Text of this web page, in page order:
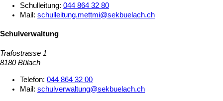
Schulleitung: 044 864 32 80
Mail: schulleitung.mettmi@sekbuelach.ch
Schulverwaltung
Trafostrasse 1
8180 Bülach
Telefon: 044 864 32 00
Mail: schulverwaltung@sekbuelach.ch